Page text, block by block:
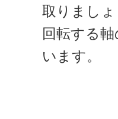
取りましょ
回転する
います。